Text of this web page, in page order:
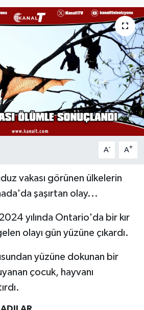
A- A+
vakası görünen ülkelerin
şaşırtan olay...
yılında Ontario'da bir kır
olayı gün yüzüne çıkardı.
yüzüne dokunan bir
çocuk, hayvanı